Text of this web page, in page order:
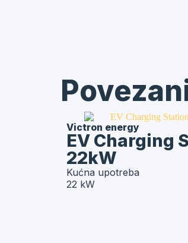
Victron energy
EV Charging
22kW
Kućna upotreba
22 kW